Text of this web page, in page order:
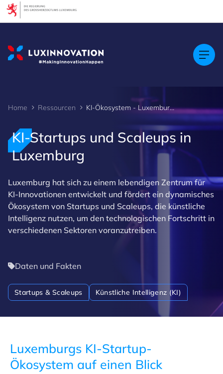
Home Ressourcen KI-Ökosystem - Luxemburg KI-Startups und Scaleups
KI-Startups und Scaleups in
Luxemburg
Luxemburg hat sich zu einem lebendigen Zentrum für
KI-Innovationen entwickelt und fördert ein dynamisches
Ökosystem von Startups und Scaleups, die künstliche
Intelligenz nutzen, um den technologischen Fortschritt in
verschiedenen Sektoren voranzutreiben.
Daten und Fakten
Startups & Scaleups Künstliche Intelligenz (KI)
Luxemburgs KI-Startup-
Ökosystem auf einen Blick
Cookies management panel